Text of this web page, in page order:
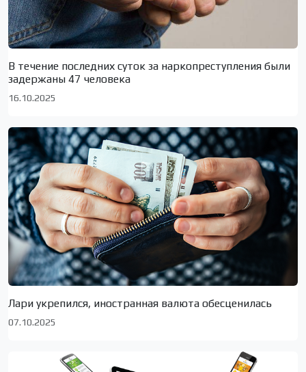
В течение последних суток за наркопреступления были
задержаны 47 человека
16.10.2025
Лари укрепился, иностранная валюта обесценилась
07.10.2025